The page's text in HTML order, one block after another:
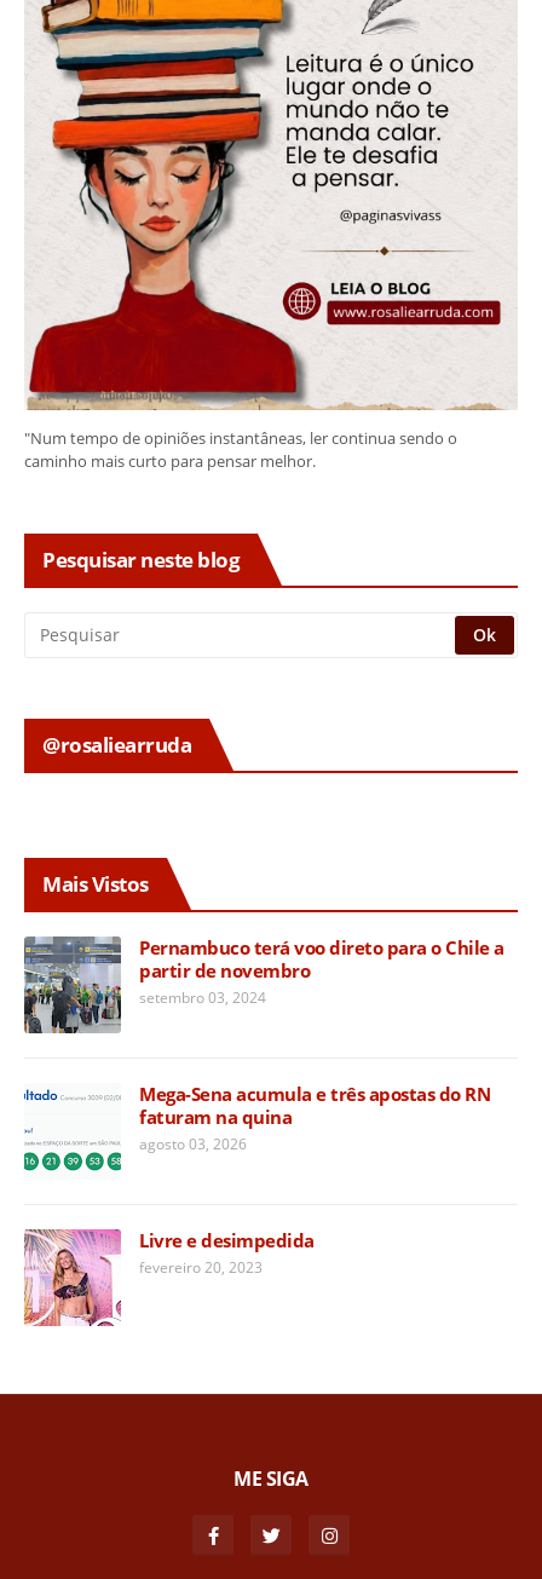
"Num tempo de opiniões instantâneas, ler continua sendo o
caminho mais curto para pensar melhor.
Pesquisar neste blog
@rosaliearruda
Mais Vistos
Pernambuco terá voo direto para o Chile a
partir de novembro
setembro 03, 2024
Mega-Sena acumula e três apostas do RN
faturam na quina
agosto 03, 2026
Livre e desimpedida
fevereiro 20, 2023
ME SIGA